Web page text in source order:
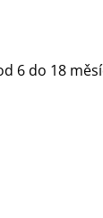
6 do 18